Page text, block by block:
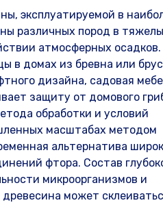
эксплуатируемой в
различных пород в
атмосферных осадков.
в домах из бревна или
дизайна, садовая
защиту от домового
обработки и условий
масштабах методом
альтернатива
фтора. Состав
микроорганизмов и
может